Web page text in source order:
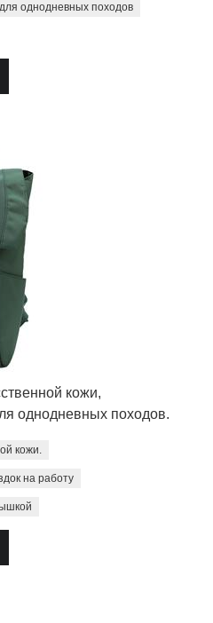
однодневных походов
кожи,
однодневных походов.
кожи.
на работу